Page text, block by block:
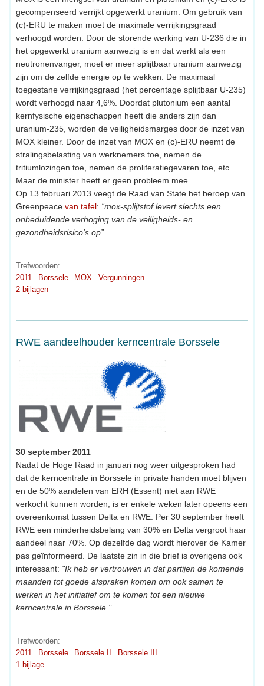
gecompenseerd verrijkt opgewerkt uranium. Om gebruik van
(c)-ERU te maken moet de maximale verrijkingsgraad
verhoogd worden. Door de storende werking van U-236 die in
het opgewerkt uranium aanwezig is en dat werkt als een
neutronenvanger, moet er meer splijtbaar uranium aanwezig
zijn om de zelfde energie op te wekken. De maximaal
toegestane verrijkingsgraad (het percentage splijtbaar U-235)
wordt verhoogd naar 4,6%. Doordat plutonium een aantal
kernfysische eigenschappen heeft die anders zijn dan
uranium-235, worden de veiligheidsmarges door de inzet van
MOX kleiner. Door de inzet van MOX en (c)-ERU neemt de
stralingsbelasting van werknemers toe, nemen de
tritiumlozingen toe, nemen de proliferatiegevaren toe, etc.
Maar de minister heeft er geen probleem mee.
Op 13 februari 2013 veegt de Raad van State het beroep van
Greenpeace van tafel: “mox-splijtstof levert slechts een
onbeduidende verhoging van de veiligheids- en
gezondheidsrisico's op”
Trefwoorden:
2011
Borssele MOX
Vergunningen
2 bijlagen
RWE aandeelhouder kerncentrale Borssele
30 september 2011
Nadat de Hoge Raad in januari nog weer uitgesproken had
dat de kerncentrale in Borssele in private handen moet blijven
en de 50% aandelen van ERH (Essent) niet aan RWE
verkocht kunnen worden, is er enkele weken later opeens een
overeenkomst tussen Delta en RWE. Per 30 september heeft
RWE een minderheidsbelang van 30% en Delta vergroot haar
aandeel naar 70%. Op dezelfde dag wordt hierover de Kamer
pas geïnformeerd. De laatste zin in die brief is overigens ook
interessant: "Ik heb er vertrouwen in dat partijen de komende
maanden tot goede afspraken komen om ook samen te
werken in het initiatief om te komen tot een nieuwe
kerncentrale in Borssele."
Trefwoorden:
2011
Borssele Borssele II
Borssele III
1 bijlage